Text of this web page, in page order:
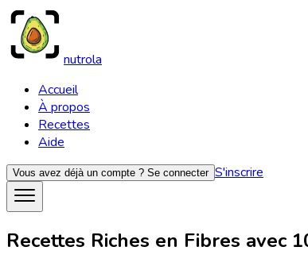
nutrola
Accueil
À propos
Recettes
Aide
Vous avez déjà un compte ? Se connecter S'inscrire
Recettes Riches en Fibres avec